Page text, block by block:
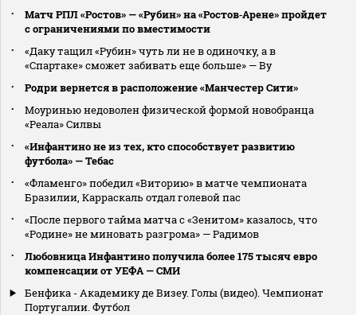
Матч РПЛ «Ростов» — «Рубин» на «Ростов‑Арене» пройдет
с ограничениями по вместимости
«Даку тащил «Рубин» чуть ли не в одиночку, а в
«Спартаке» сможет забивать еще больше» — Ву
Родри вернется в расположение «Манчестер Сити»
Моуринью недоволен физической формой новобранца
«Реала» Силвы
«Инфантино не из тех, кто способствует развитию
футбола» — Тебас
«Фламенго» победил «Виторию» в матче чемпионата
Бразилии, Карраскаль отдал голевой пас
«После первого тайма матча с «Зенитом» казалось, что
«Родине» не миновать разгрома» — Радимов
Любовница Инфантино получила более 175 тысяч евро
компенсации от УЕФА — СМИ
Бенфика - Академику де Визеу. Голы (видео). Чемпионат
Португалии. Футбол